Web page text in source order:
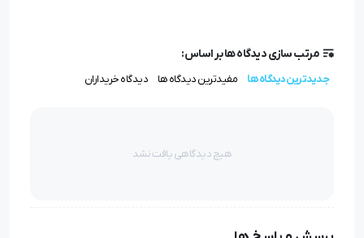
مرتب سازی دیدگاه ها بر اساس:
جدیدترین دیدگاه ها مفیدترین دیدگاه ها دیدگاه خریداران
هیچ دیدگاهی یافت نشد